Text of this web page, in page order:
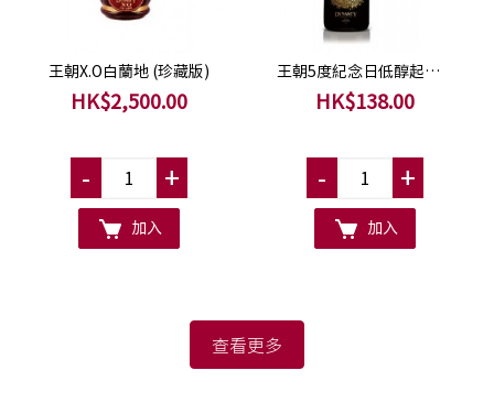
王朝X.O白蘭地 (珍藏版)
HK$2,500.00
- +
加入
王朝5度紀念日低醇起泡葡萄酒
HK$138.00
- +
加入
查看更多